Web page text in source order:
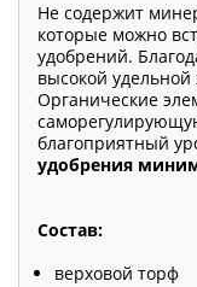
Не содержит
которые можно
удобрений.
высокой удельной
Органические
благоприятный
удобрения
​Состав:
верховой торф